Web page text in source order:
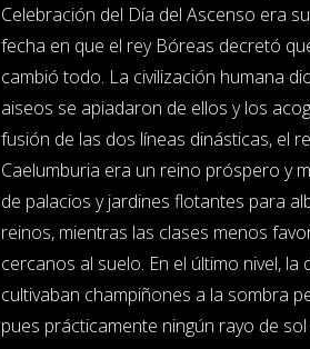
Celebración del Día del Ascenso era
fecha en que el rey Bóreas decretó
cambió todo. La civilización humana
aiseos se apiadaron de ellos y los
fusión de las dos líneas dinásticas, el
Caelumburia era un reino próspero y
de palacios y jardines flotantes para
reinos, mientras las clases menos
cercanos al suelo. En el último nivel,
cultivaban champiñones a la sombra
pues prácticamente ningún rayo de